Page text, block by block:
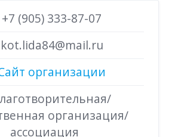
+7 (905) 333-87-07
kot.lida84@mail.ru
организации
организация/
ассоциация